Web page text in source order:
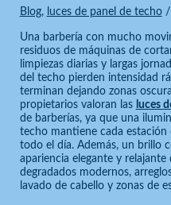
Blog, luces de panel de techo/
Una barbería con mucho
residuos de máquinas de
limpiezas diarias y largas
del techo pierden intensidad
terminan dejando zonas
propietarios valoran las luces
de barberías, ya que una
techo mantiene cada
todo el día. Además, un brillo
apariencia elegante y
degradados modernos,
lavado de cabello y zonas de